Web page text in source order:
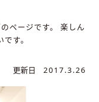
ページです。
楽しん
す。
更新日 2017.3.26